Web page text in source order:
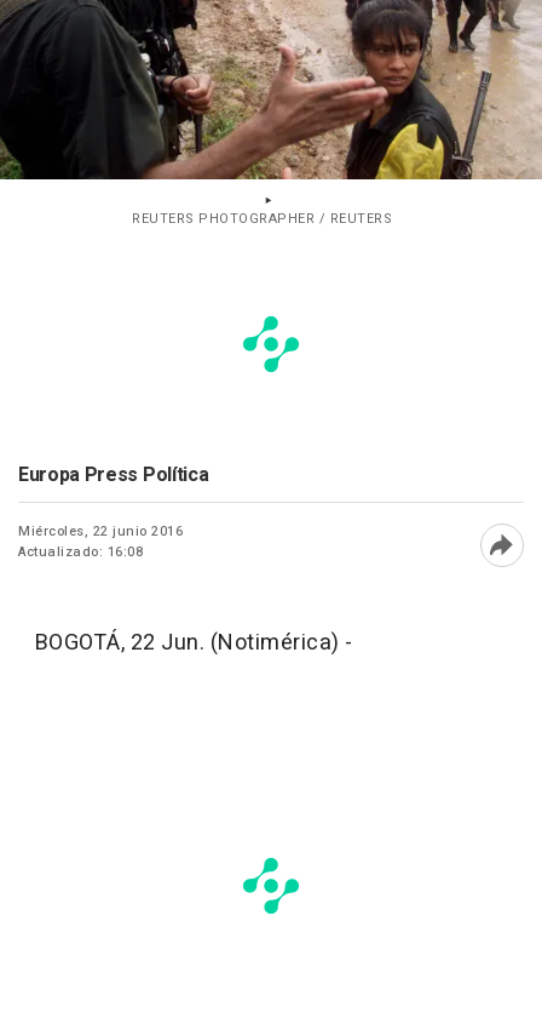
REUTERS PHOTOGRAPHER / REUTERS
Europa Press Política
Miércoles, 22 junio 2016
Actualizado: 16:08
BOGOTÁ, 22 Jun. (Notimérica) -